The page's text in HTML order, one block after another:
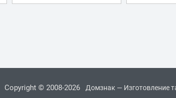
Copyright © 2008-2026 Домзнак — Изготовление